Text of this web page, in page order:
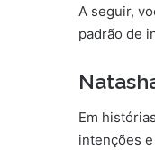
A seguir,
padrão de
Em
intenções